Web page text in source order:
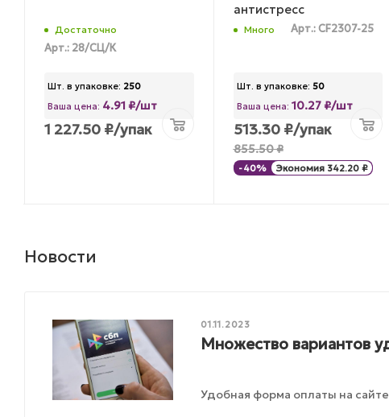
Достаточно
Арт.: 28/СЦ/К
Шт. в упаковке: 250
Ваша цена: 4.91 ₽/шт
1 227.50₽/упак
антистресс
Много Арт.: CF2307-25
Шт. в упаковке: 50
Ваша цена: 10.27 ₽/шт
513.30₽/упак
855.50₽
-40% Экономия 342.20₽
Новости
01.11.2023
Множество вариантов
Удобная форма оплаты на